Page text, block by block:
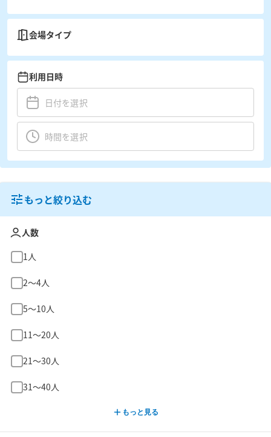
会場タイプ
利用日時
もっと絞り込む
人数
1人
2〜4人
5〜10人
11〜20人
21〜30人
31〜40人
もっと見る